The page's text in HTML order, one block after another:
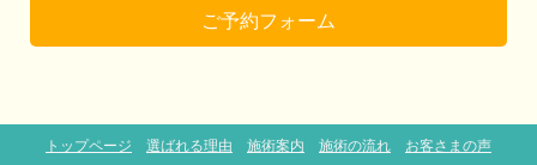
ご予約フォーム
トップページ 選ばれる理由 施術案内 施術の流れ
お客さまの声